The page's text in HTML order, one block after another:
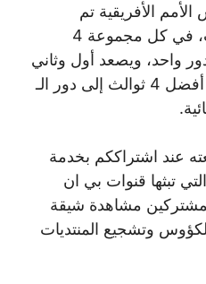
الأفريقية تم
مجموعات، في كل مجموعة 4
واحد، ويصعد أول وثاني
كل مجموعة بالإضافة إلى أفضل 4 ثوالث إلى دور الـ
عند اشتراككم بخدمة
تبثها قنوات بي ان
مشاهدة شيقة
وتشجيع المنتديات